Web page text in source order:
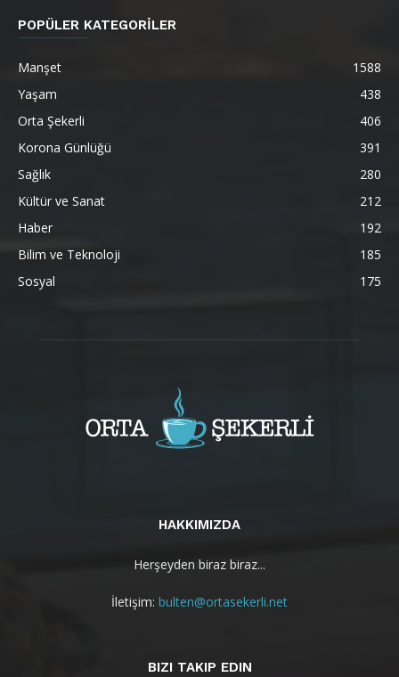
POPÜLER KATEGORİLER
Manşet
1588
Yaşam
438
Orta Şekerli
406
Korona Günlüğü
391
Sağlık
280
Kültür ve Sanat
212
Haber
192
Bilim ve Teknoloji
185
Sosyal
175
HAKKIMIZDA
Herşeyden biraz biraz...
İletişim: bulten@ortasekerli.net
BIZI TAKIP EDIN